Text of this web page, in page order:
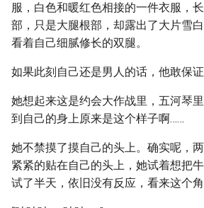
服，白色和暖红色相接的一件衣服，
部，只是大腿根部，却露出了大片雪
看着自己细腻修长的双腿。
如果此刻自己还是男人的话，他敢保
她想起来这是约会大作战里，五河琴
到自己的身上原来是这个样子啊……
她不禁摸了摸自己的头上。确实呢，
紧紧的贴在自己的头上，她试着想把
试了半天，依旧没有反应，看来这个角